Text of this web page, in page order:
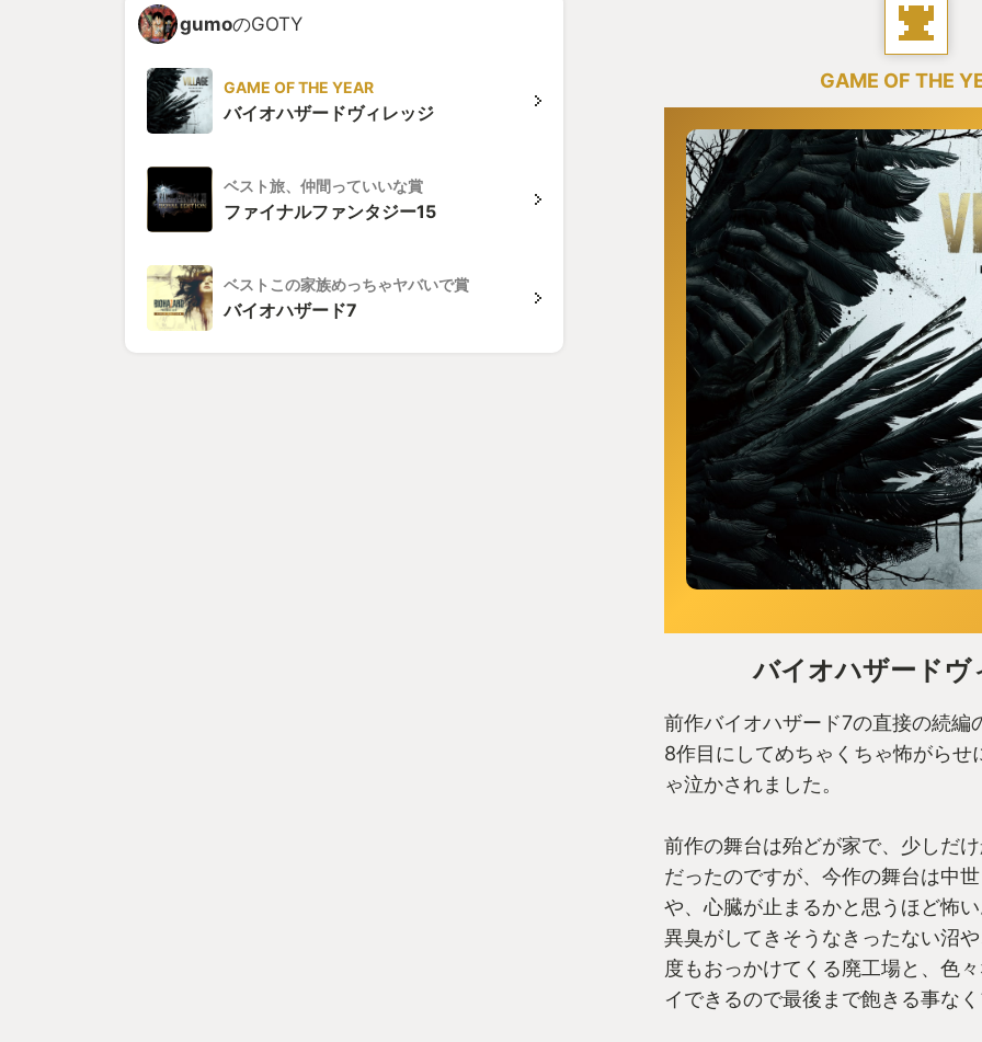
gumoのGOTY
GAME OF THE YEAR
バイオハザードヴィレッジ
ベスト旅、仲間っていいな賞
ファイナルファンタジー15
ベストこの家族めっちゃヤバいで賞
バイオハザード7
GAME OF THE
バイオハザードヴ
前作バイオハザード7の直接の続編
8作目にしてめちゃくちゃ怖がらせ
ゃ泣かされました。
前作の舞台は殆どが家で、少しだ
だったのですが、今作の舞台は中
や、心臓が止まるかと思うほど怖
異臭がしてきそうなきったない沼
度もおっかけてくる廃工場と、色
イできるので最後まで飽きる事な